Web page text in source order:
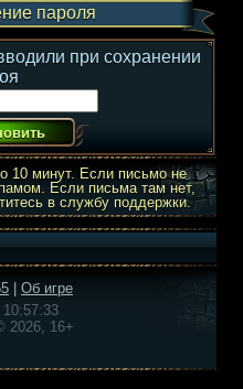
пароля
при сохранении
10 минут. Если письмо не
Если письма там нет,
в службу поддержки.
Об игре
2026, 16+